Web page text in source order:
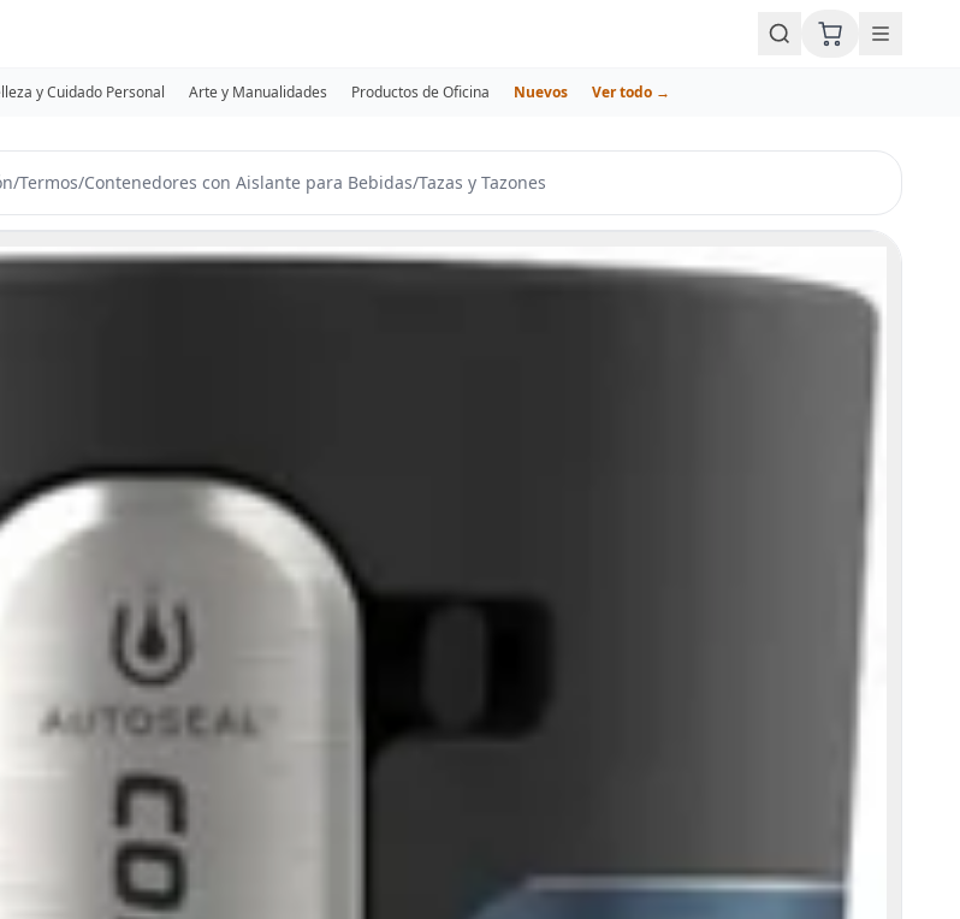
y Cuidado Personal Arte y Manualidades Productos de Oficina Nuevos Ver todo →
/Termos/Contenedores con Aislante para Bebidas/Tazas y Tazones